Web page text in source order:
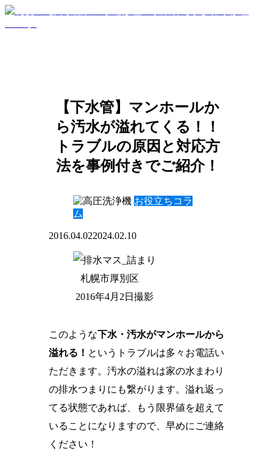
【下水管】マンホールか
ら汚水が溢れてくる！！
トラブルの原因と対応方
法を事例付きでご紹介！
お役立ちコラ
ム
2016.04.022024.02.10
札幌市厚別区
2016年4月2日撮影
このような下水・汚水がマンホールから
溢れる！ というトラブルは多々お電話い
ただきます。汚水の溢れは家の水まわり
の排水つまりにも繋がります。溢れ返っ
てる状態であれば、
もう限界値を超えて
いる ことになりますので、早めにご連絡
ください！